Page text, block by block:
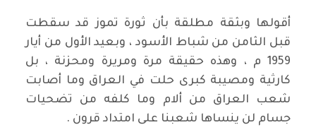
أقولها وبثقة مطلقة بأن ثورة تموز قد سقطت
قبل الثامن من شباط الأسود ، وبعيد الأول من أيار
1959 م ، وهذه حقيقة مرة ومريرة ومحزنة ، بل
كارثية ومصيبة كبرى حلت في العراق وما أصابت
شعب العراق من ألام وما كلفه من تضحيات
جسام لن ينساها شعبنا على امتداد قرون .